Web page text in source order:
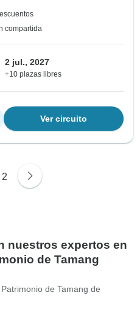
compartida
2 jul., 2027
+10 plazas libres
Ver circuito
2
nuestros expertos en
de Tamang
de Tamang de